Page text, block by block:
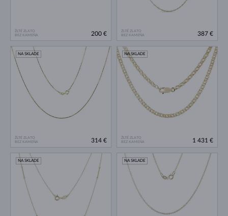
ŽLTÉ ZLATO
BEZ KAMEŇA
200 €
ŽLTÉ ZLATO
BEZ KAMEŇA
387 €
ŽLTÉ ZLATO
BEZ KAMEŇA
NA SKLADE
314 €
ŽLTÉ ZLATO
BEZ KAMEŇA
NA SKLADE
1 431 €
NA SKLADE NA SKLADE